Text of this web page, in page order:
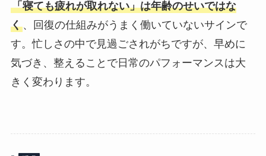
「寝ても疲れが取れない」は年齢のせいではな
く、回復の仕組みがうまく働いていないサインで
す。忙しさの中で見過ごされがちですが、早めに
気づき、整えることで日常のパフォーマンスは大
きく変わります。